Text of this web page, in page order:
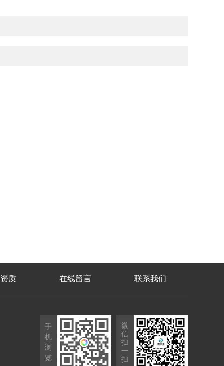
质 在线留言 联系我们
手
机
浏
览
微
信
扫
一
扫